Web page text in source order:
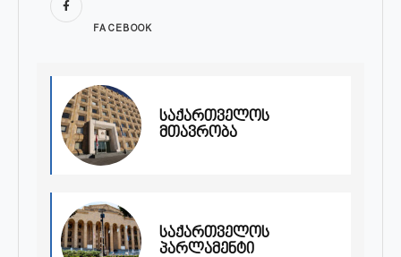
FACEBOOK
საქართველოს
მთავრობა
საქართველოს
პარლამენტი